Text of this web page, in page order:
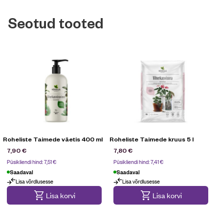
Seotud tooted
Roheliste Taimede väetis 400 ml
7,90€
Püsikliendi hind:7,51€
Saadaval
Lisa võrdlusesse
Lisa korvi
Roheliste Taimede kruus 5 l
7,80€
Püsikliendi hind:7,41€
Saadaval
Lisa võrdlusesse
Lisa korvi